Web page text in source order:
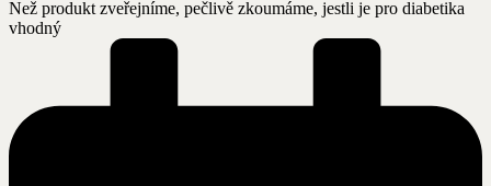
Než produkt zveřejníme, pečlivě zkoumáme, jestli je pro diabetika
vhodný